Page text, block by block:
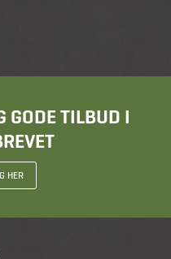
GODE TILBUD I
HER